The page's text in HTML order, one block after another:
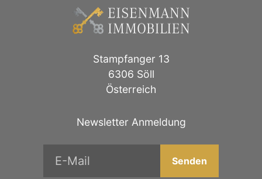
Stampfanger 13
6306 Söll
Österreich
Newsletter Anmeldung